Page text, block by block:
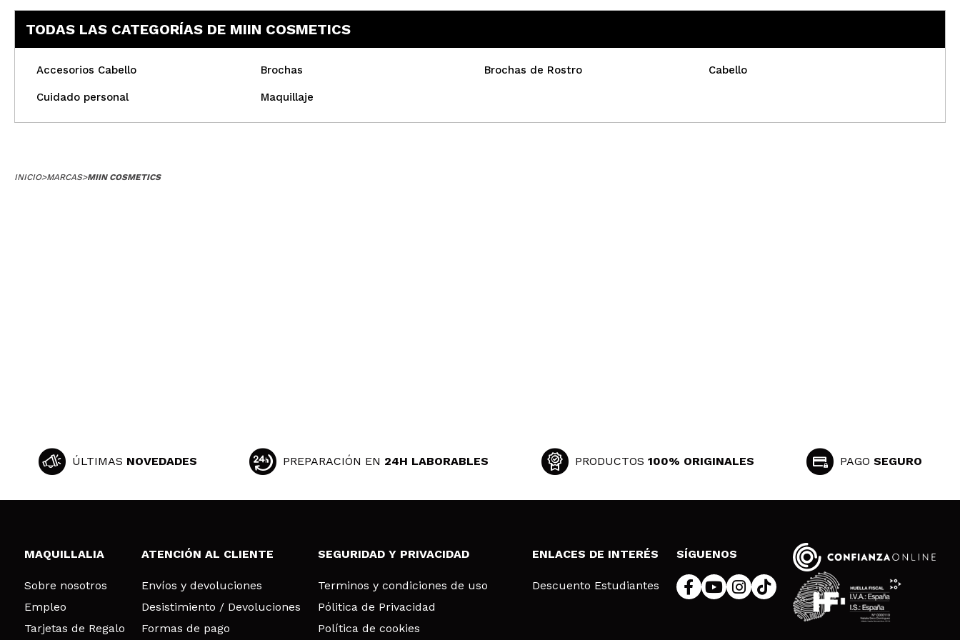
TODAS LAS CATEGORÍAS DE MIIN COSMETICS
Accesorios Cabello Brochas Brochas de Rostro Cabello
Cuidado personal Maquillaje
INICIO>MARCAS>MIIN COSMETICS
ÚLTIMAS NOVEDADES PREPARACIÓN EN 24H LABORABLES PRODUCTOS 100% ORIGINALES PAGO SEGURO
MAQUILLALIA
Sobre nosotros
Empleo
Tarjetas de Regalo
ATENCIÓN AL CLIENTE
Envíos y devoluciones
Desistimiento / Devoluciones
Formas de pago
SEGURIDAD Y PRIVACIDAD
Terminos y condiciones de uso
Pólitica de Privacidad
Política de cookies
ENLACES DE INTERÉS
Descuento Estudiantes
SÍGUENOS